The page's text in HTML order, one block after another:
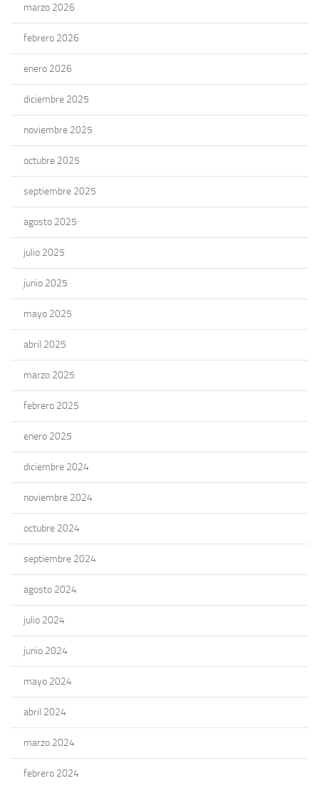
marzo 2026
febrero 2026
enero 2026
diciembre 2025
noviembre 2025
octubre 2025
septiembre 2025
agosto 2025
julio 2025
junio 2025
mayo 2025
abril 2025
marzo 2025
febrero 2025
enero 2025
diciembre 2024
noviembre 2024
octubre 2024
septiembre 2024
agosto 2024
julio 2024
junio 2024
mayo 2024
abril 2024
marzo 2024
febrero 2024